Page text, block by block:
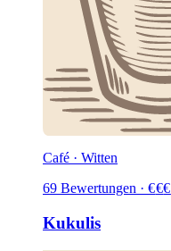
Café · Witten
69 Bewertungen · €€€
Kukulis